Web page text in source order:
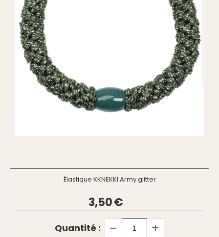
Élastique KKNEKKI Army glitter
3,50€
Quantité :